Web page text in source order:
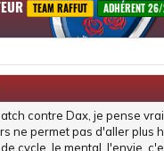
TEAM RAFFUT ADHÉRENT
contre Dax, je pense
ne permet pas d'aller plus
cycle, le mental, l'envie,